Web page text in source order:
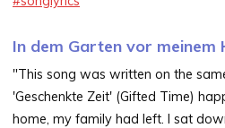
In dem Garten vor meinem
"This song was written on the
'Geschenkte Zeit' (Gifted Time)
home, my family had left. I sat